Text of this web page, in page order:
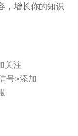
，增长你的知识
关注
号>添加